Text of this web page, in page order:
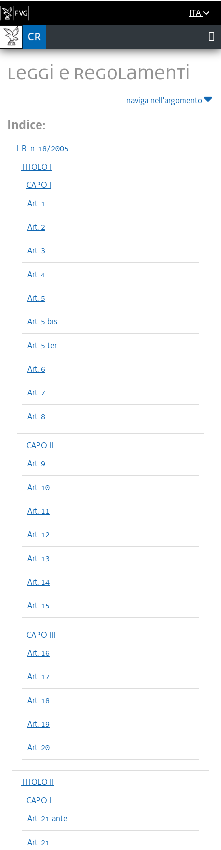
ITA
LEGGI E REGOLAMENTI
naviga nell'argomento
Indice:
L.R. n. 18/2005
TITOLO I
CAPO I
Art. 1
Art. 2
Art. 3
Art. 4
Art. 5
Art. 5 bis
Art. 5 ter
Art. 6
Art. 7
Art. 8
CAPO II
Art. 9
Art. 10
Art. 11
Art. 12
Art. 13
Art. 14
Art. 15
CAPO III
Art. 16
Art. 17
Art. 18
Art. 19
Art. 20
TITOLO II
CAPO I
Art. 21 ante
Art. 21